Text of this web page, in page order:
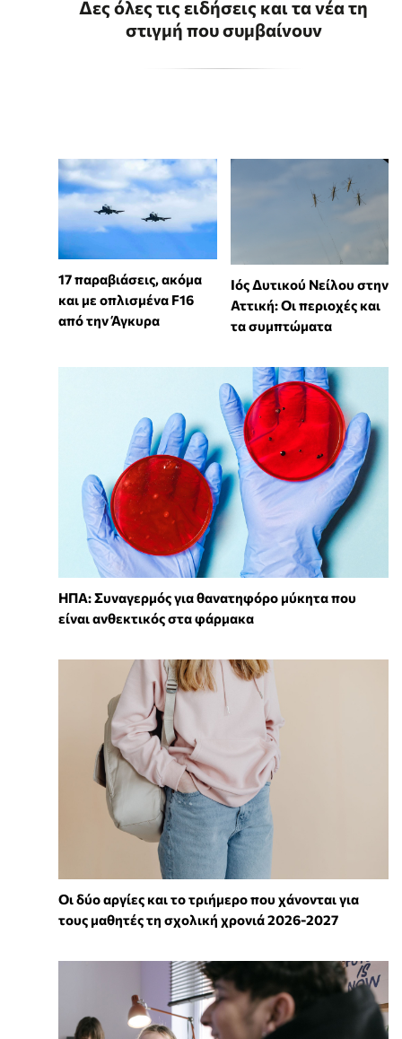
Δες όλες τις ειδήσεις και τα νέα τη
στιγμή που συμβαίνουν
17 παραβιάσεις, ακόμα
και με οπλισμένα F16
από την Άγκυρα
Ιός Δυτικού Νείλου στην
Αττική: Οι περιοχές και
τα συμπτώματα
ΗΠΑ: Συναγερμός για θανατηφόρο μύκητα που
είναι ανθεκτικός στα φάρμακα
Οι δύο αργίες και το τριήμερο που χάνονται για
τους μαθητές τη σχολική χρονιά 2026-2027